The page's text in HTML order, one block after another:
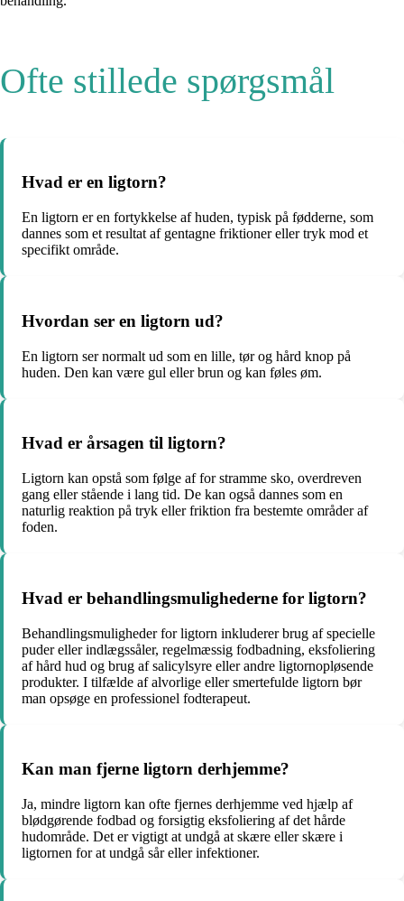
Ofte stillede spørgsmål
Hvad er en ligtorn?
En ligtorn er en fortykkelse af huden, typisk på fødderne, som
dannes som et resultat af gentagne friktioner eller tryk mod et
specifikt område.
Hvordan ser en ligtorn ud?
En ligtorn ser normalt ud som en lille, tør og hård knop på
huden. Den kan være gul eller brun og kan føles øm.
Hvad er årsagen til ligtorn?
Ligtorn kan opstå som følge af for stramme sko, overdreven
gang eller stående i lang tid. De kan også dannes som en
naturlig reaktion på tryk eller friktion fra bestemte områder af
foden.
Hvad er behandlingsmulighederne for ligtorn?
Behandlingsmuligheder for ligtorn inkluderer brug af specielle
puder eller indlægssåler, regelmæssig fodbadning, eksfoliering
af hård hud og brug af salicylsyre eller andre ligtornopløsende
produkter. I tilfælde af alvorlige eller smertefulde ligtorn bør
man opsøge en professionel fodterapeut.
Kan man fjerne ligtorn derhjemme?
Ja, mindre ligtorn kan ofte fjernes derhjemme ved hjælp af
blødgørende fodbad og forsigtig eksfoliering af det hårde
hudområde. Det er vigtigt at undgå at skære eller skære i
ligtornen for at undgå sår eller infektioner.